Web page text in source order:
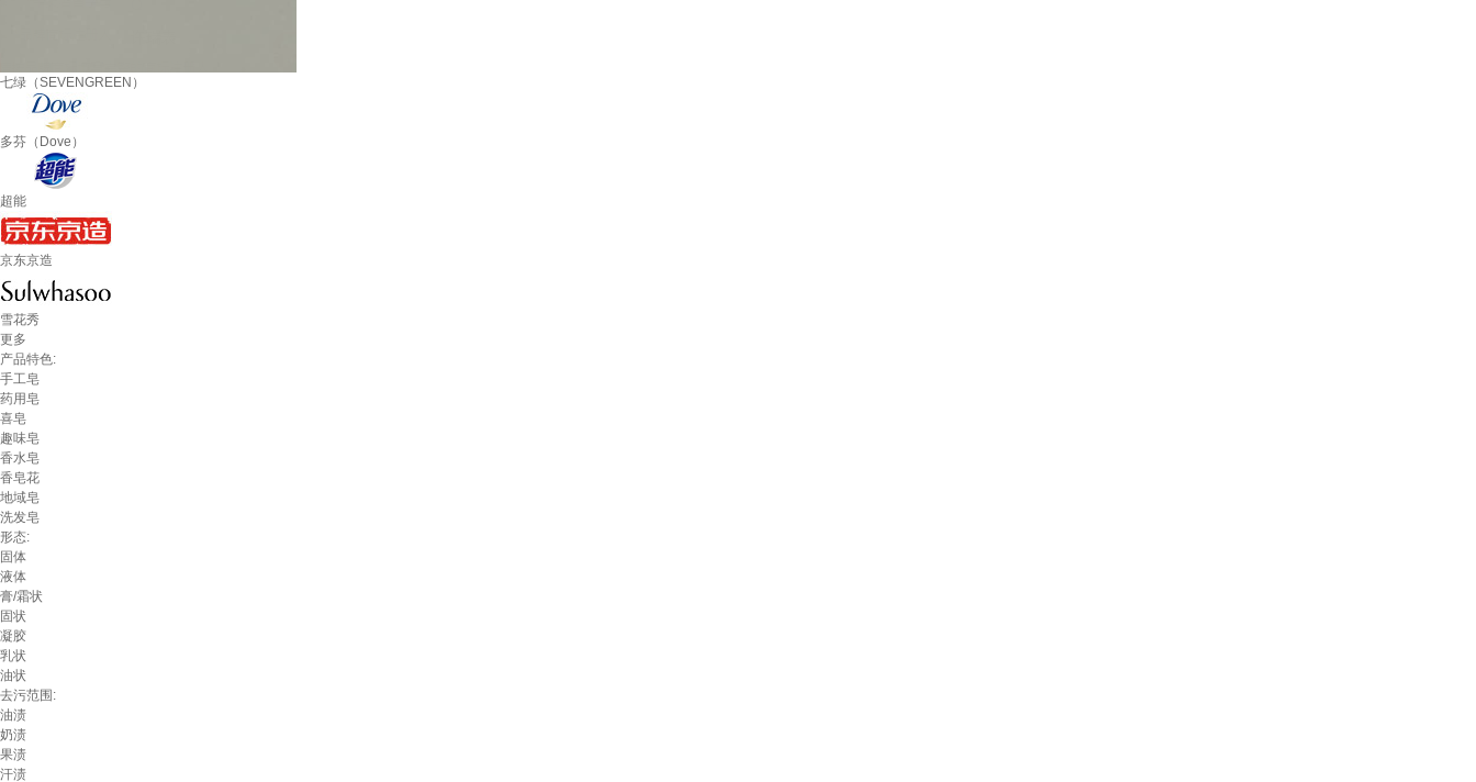
七绿（SEVENGREEN）
多芬（Dove）
超能
京东京造
雪花秀
更多
产品特色:
手工皂
药用皂
喜皂
趣味皂
香水皂
香皂花
地域皂
洗发皂
形态:
固体
液体
膏/霜状
固状
凝胶
乳状
油状
去污范围:
油渍
奶渍
果渍
汗渍